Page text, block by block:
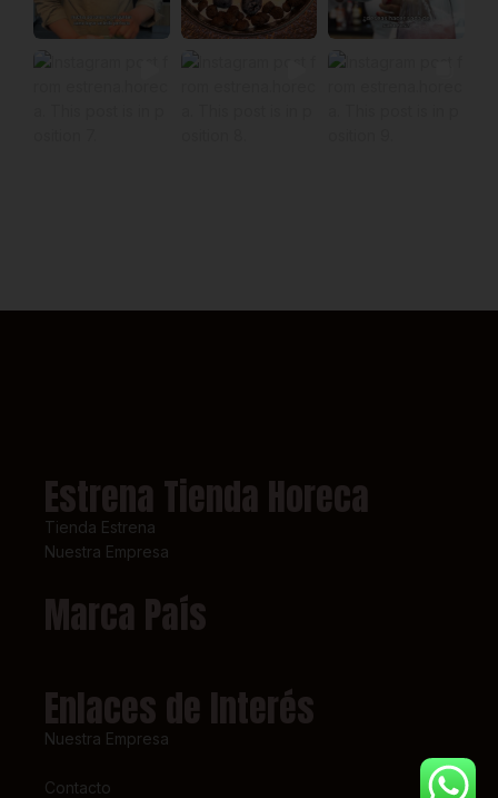
Estrena Tienda Horeca
Tienda Estrena
Nuestra Empresa
Marca País
Enlaces de Interés
Nuestra Empresa
Contacto